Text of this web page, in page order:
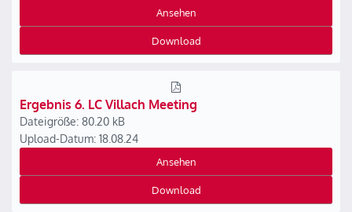
Ansehen
Download
Ergebnis 6. LC Villach Meeting
Dateigröße: 80.20 kB
Upload-Datum: 18.08.24
Ansehen
Download